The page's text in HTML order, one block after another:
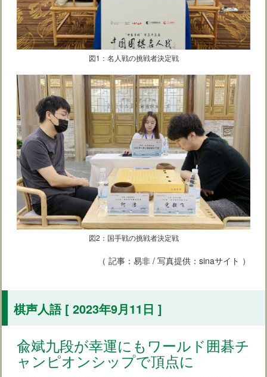
図1：名人戦の挑戦者決定戦
図2：国手戦の挑戦者決定戦
（ 記事：易非 / 写真提供：sinaサイト ）
棋声人語 [ 2023年9月11日 ]
兪斌九段が幸運にもワールド囲碁チ
ャンピオンシップで頂点に